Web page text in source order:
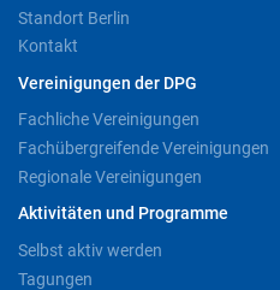
Standort Berlin
Kontakt
Vereinigungen der DPG
Fachliche Vereinigungen
Fachübergreifende Vereinigungen
Regionale Vereinigungen
Aktivitäten und Programme
Selbst aktiv werden
Tagungen